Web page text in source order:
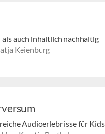
auch inhaltlich nachhaltig
Keienburg
Audioerlebnisse für Kids.